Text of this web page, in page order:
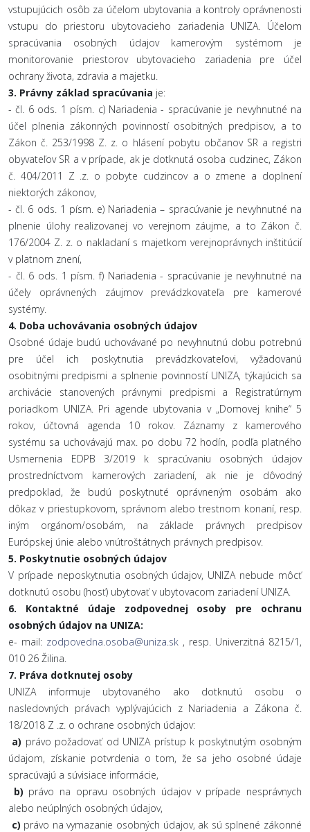
vstupujúcich osôb za účelom ubytovania a kontroly oprávnenosti
vstupu do priestoru ubytovacieho zariadenia UNIZA. Účelom
spracúvania osobných údajov kamerovým systémom je
monitorovanie priestorov ubytovacieho zariadenia pre účel
ochrany života, zdravia a majetku.
3. Právny základ spracúvania je:
- čl. 6 ods. 1 písm. c) Nariadenia - spracúvanie je nevyhnutné na
účel plnenia zákonných povinností osobitných predpisov, a to
Zákon č. 253/1998 Z. z. o hlásení pobytu občanov SR a registri
obyvateľov SR a v prípade, ak je dotknutá osoba cudzinec, Zákon
č. 404/2011 Z .z. o pobyte cudzincov a o zmene a doplnení
niektorých zákonov,
- čl. 6 ods. 1 písm. e) Nariadenia – spracúvanie je nevyhnutné na
plnenie úlohy realizovanej vo verejnom záujme, a to Zákon č.
176/2004 Z. z. o nakladaní s majetkom verejnoprávnych inštitúcií
v platnom znení,
- čl. 6 ods. 1 písm. f) Nariadenia - spracúvanie je nevyhnutné na
účely oprávnených záujmov prevádzkovateľa pre kamerové
systémy.
4. Doba uchovávania osobných údajov
Osobné údaje budú uchovávané po nevyhnutnú dobu potrebnú
pre účel ich poskytnutia prevádzkovateľovi, vyžadovanú
osobitnými predpismi a splnenie povinností UNIZA, týkajúcich sa
archivácie stanovených právnymi predpismi a Registratúrnym
poriadkom UNIZA. Pri agende ubytovania v „Domovej knihe“ 5
rokov, účtovná agenda 10 rokov. Záznamy z kamerového
systému sa uchovávajú max. po dobu 72 hodín, podľa platného
Usmernenia EDPB 3/2019 k spracúvaniu osobných údajov
prostredníctvom kamerových zariadení, ak nie je dôvodný
predpoklad, že budú poskytnuté oprávneným osobám ako
dôkaz v priestupkovom, správnom alebo trestnom konaní, resp.
iným orgánom/osobám, na základe právnych predpisov
Európskej únie alebo vnútroštátnych právnych predpisov.
5. Poskytnutie osobných údajov
V prípade neposkytnutia osobných údajov, UNIZA nebude môcť
dotknutú osobu (hosť) ubytovať v ubytovacom zariadení UNIZA.
6.
Kontaktné údaje zodpovednej osoby pre ochranu
osobných údajov na UNIZA:
e- mail: zodpovedna.osoba@uniza.sk , resp. Univerzitná 8215/1,
010 26 Žilina.
7. Práva dotknutej osoby
UNIZA informuje ubytovaného ako dotknutú osobu o
nasledovných právach vyplývajúcich z Nariadenia a Zákona č.
18/2018 Z .z. o ochrane osobných údajov:
a) právo požadovať od UNIZA prístup k poskytnutým osobným
údajom, získanie potvrdenia o tom, že sa jeho osobné údaje
spracúvajú a súvisiace informácie,
b) právo na opravu osobných údajov v prípade nesprávnych
alebo neúplných osobných údajov,
c) právo na vymazanie osobných údajov, ak sú splnené zákonné